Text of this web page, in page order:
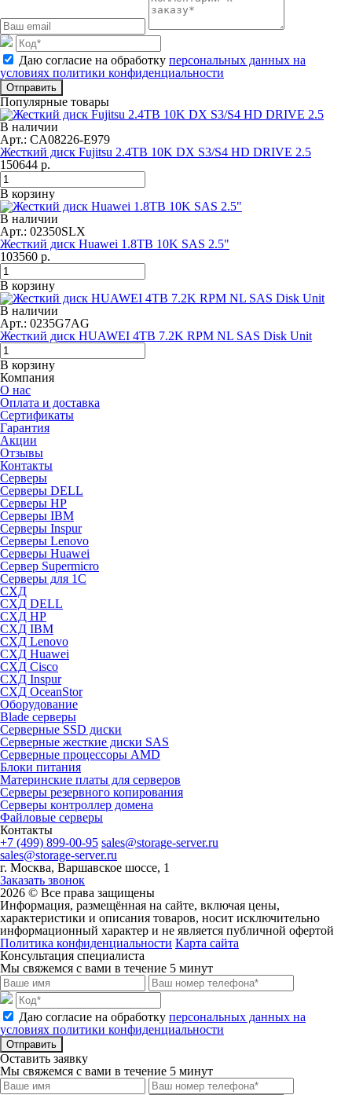
Даю согласие на обработку персональных данных на
условиях политики конфиденциальности
Отправить
Популярные товары
В наличии
Арт.: CA08226-E979
Жесткий диск Fujitsu 2.4TB 10K DX S3/S4 HD DRIVE 2.5
150644 р.
В корзину
В наличии
Арт.: 02350SLX
Жесткий диск Huawei 1.8TB 10K SAS 2.5"
103560 р.
В корзину
В наличии
Арт.: 0235G7AG
Жесткий диск HUAWEI 4TB 7.2K RPM NL SAS Disk Unit
В корзину
Компания
О нас
Оплата и доставка
Сертификаты
Гарантия
Акции
Отзывы
Контакты
Серверы
Серверы DELL
Серверы HP
Серверы IBM
Серверы Inspur
Серверы Lenovo
Серверы Huawei
Сервер Supermicro
Серверы для 1C
СХД
СХД DELL
СХД HP
СХД IBM
СХД Lenovo
СХД Huawei
СХД Cisco
СХД Inspur
СХД OceanStor
Оборудование
Blade серверы
Серверные SSD диски
Cерверные жесткие диски SAS
Серверные процессоры AMD
Блоки питания
Материнские платы для серверов
Серверы резервного копирования
Серверы контроллер домена
Файловые серверы
Контакты
+7 (499) 899-00-95 sales@storage-server.ru
sales@storage-server.ru
г. Москва, Варшавское шоссе, 1
Заказать звонок
2026 © Все права защищены
Информация, размещённая на сайте, включая цены,
характеристики и описания товаров, носит исключительно
информационный характер и не является публичной офертой
Политика конфиденциальности Карта сайта
Консультация специалиста
Мы свяжемся с вами в течение 5 минут
Даю согласие на обработку персональных данных на
условиях политики конфиденциальности
Отправить
Оставить заявку
Мы свяжемся с вами в течение 5 минут